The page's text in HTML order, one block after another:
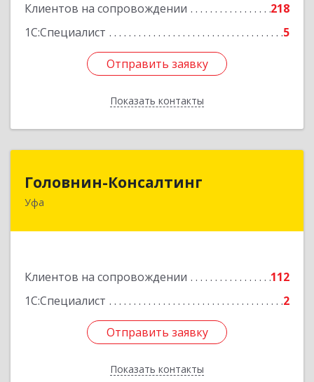
Клиентов на сопровождении
218
1С:Специалист
5
Отправить заявку
Показать контакты
Отправить заявку
Назад
Головнин-Консалтинг
Уфа
Клиентов на сопровождении
112
1С:Специалист
2
Отправить заявку
Показать контакты
450006, Башкортостан Респ, Уфа г, Ленина ул,
Отправить заявку
Назад